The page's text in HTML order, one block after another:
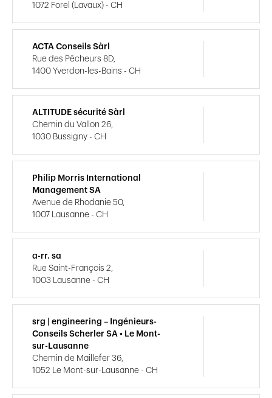
1072 Forel (Lavaux) - CH
ACTA Conseils Sàrl
Rue des Pêcheurs 8D,
1400 Yverdon-les-Bains - CH
ALTITUDE sécurité Sàrl
Chemin du Vallon 26,
1030 Bussigny - CH
Philip Morris International
Management SA
Avenue de Rhodanie 50,
1007 Lausanne - CH
a-rr. sa
Rue Saint-François 2,
1003 Lausanne - CH
srg | engineering – Ingénieurs-
Conseils Scherler SA • Le Mont-
sur-Lausanne
Chemin de Maillefer 36,
1052 Le Mont-sur-Lausanne - CH